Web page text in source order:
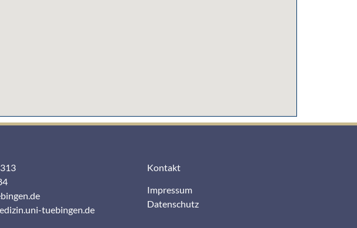
tuebingen.de
Kontakt
Impressum
Datenschutz